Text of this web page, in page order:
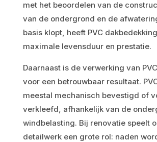
met het beoordelen van de
van de ondergrond en de
basis klopt, heeft PVC
maximale levensduur en prestatie.
Daarnaast is de verwerking van
voor een betrouwbaar resultaat.
meestal mechanisch bevestigd of
verkleefd, afhankelijk van de
windbelasting. Bij renovatie speelt
detailwerk een grote rol: naden